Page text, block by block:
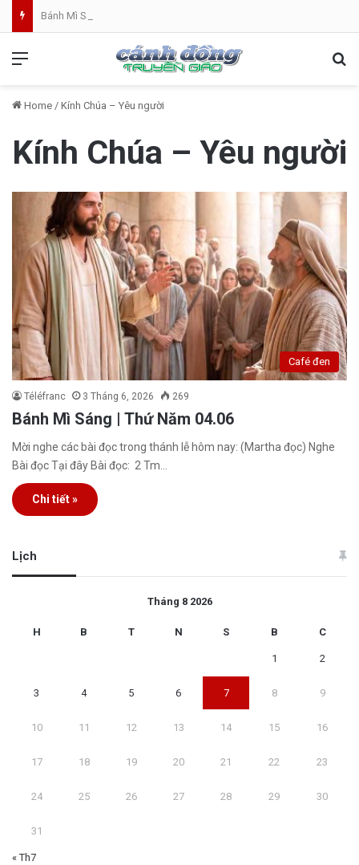
Home / Kính Chúa – Yêu người
Kính Chúa – Yêu người
Café đen
Téléfranc 3 Tháng 6, 2026 269
Bánh Mì Sáng | Thứ Năm 04.06
Mời nghe các bài đọc trong thánh lễ hôm nay: (Martha đọc) Nghe
Bài đọc Tại đây Bài đọc: 2 Tm…
Chi tiết »
Lịch
Tháng 8 2026
H B T N S B C
1 2
3 4 5 6 7 8 9
10 11 12 13 14 15 16
17 18 19 20 21 22 23
24 25 26 27 28 29 30
31
« Th7